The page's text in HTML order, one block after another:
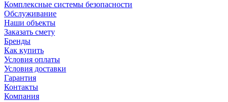
Комплексные системы безопасности
Обслуживание
Наши объекты
Заказать смету
Бренды
Как купить
Условия оплаты
Условия доставки
Гарантия
Контакты
Компания